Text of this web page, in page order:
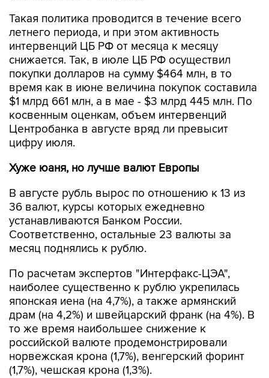
Такая политика проводится в течение всего
летнего периода, и при этом активность
интервенций ЦБ РФ от месяца к месяцу
снижается. Так, в июле ЦБ РФ осуществил
покупки долларов на сумму $464 млн, в то
время как в июне величина покупок составила
$1 млрд 661 млн, а в мае - $3 млрд 445 млн. По
косвенным оценкам, объем интервенций
Центробанка в августе вряд ли превысит
цифру июля.
Хуже юаня, но лучше валют Европы
В августе рубль вырос по отношению к 13 из
36 валют, курсы которых ежедневно
устанавливаются Банком России.
Соответственно, остальные 23 валюты за
месяц поднялись к рублю.
По расчетам экспертов "Интерфакс-ЦЭА",
наиболее существенно к рублю укрепилась
японская иена (на 4,7%), а также армянский
драм (на 4,2%) и швейцарский франк (на 4%). В
то же время наибольшее снижение к
российской валюте продемонстрировали
норвежская крона (1,7%), венгерский форинт
(1,7%), чешская крона (1,3%).